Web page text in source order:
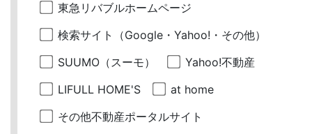
東急リバブルホームページ
検索サイト（Google・Yahoo!・その他）
SUUMO（スーモ）
Yahoo!不動産
LIFULL HOME'S
at home
その他不動産ポータルサイト